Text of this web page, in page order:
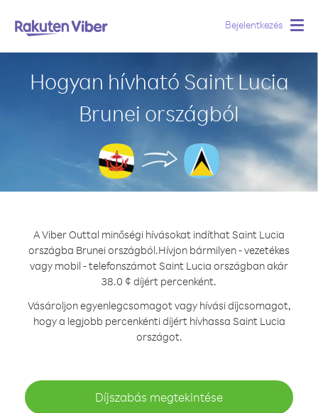
Bejelentkezés
Hogyan hívható Saint Lucia
Brunei országból
A Viber Outtal minőségi hívásokat indíthat Saint Lucia
országba Brunei országból.Hívjon bármilyen - vezetékes
vagy mobil - telefonszámot Saint Lucia országban akár
38.0 ¢ díjért percenként.
Vásároljon egyenlegcsomagot vagy hívási díjcsomagot,
hogy a legjobb percenkénti díjért hívhassa Saint Lucia
országot.
Díjszabás megtekintése